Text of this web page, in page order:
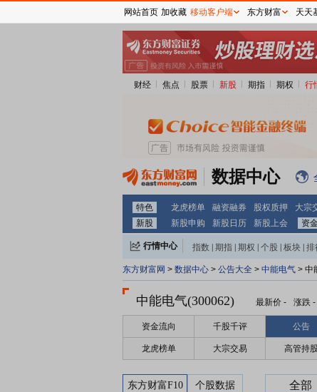
财经 焦点 股票 新股 期指 期权 行
数据中心
特色 龙虎榜单 融资融券 股权质押 大宗
新股
新股申购 新股日历 新股上会 资
行情中心 指数 期指 期权 个股 板块 排
东方财富网 > 数据中心 > 公告大全 > 中能电气 > 中
中能电气(300062) 最新价 - 涨跌 -
资金流向 千股千评 公告
龙虎榜单 大宗交易 高管持
东方财富F10 个股数据 全部
网站首页 加收藏 移动客户端 东方财富 天天